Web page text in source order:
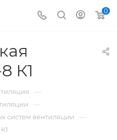
0
К1
—
—
систем вентиляции —